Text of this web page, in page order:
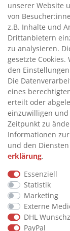
>
>
>
ADBLUE®
>
FAQ
>
VERTRAG
>
>
IMPRESSUM
>
>
AGB
>
KONTAKT
unserer Website
von
z.B. Inhalte und
Drittanbietern
zu analysieren.
gesetzte
den
Die
eines
erteilt oder
einzuwilligen
Zeitpunkt zu
Informationen
und den
erklärung.
Essenziell
Statistik
Marketing
Externe
DHL
PayPal